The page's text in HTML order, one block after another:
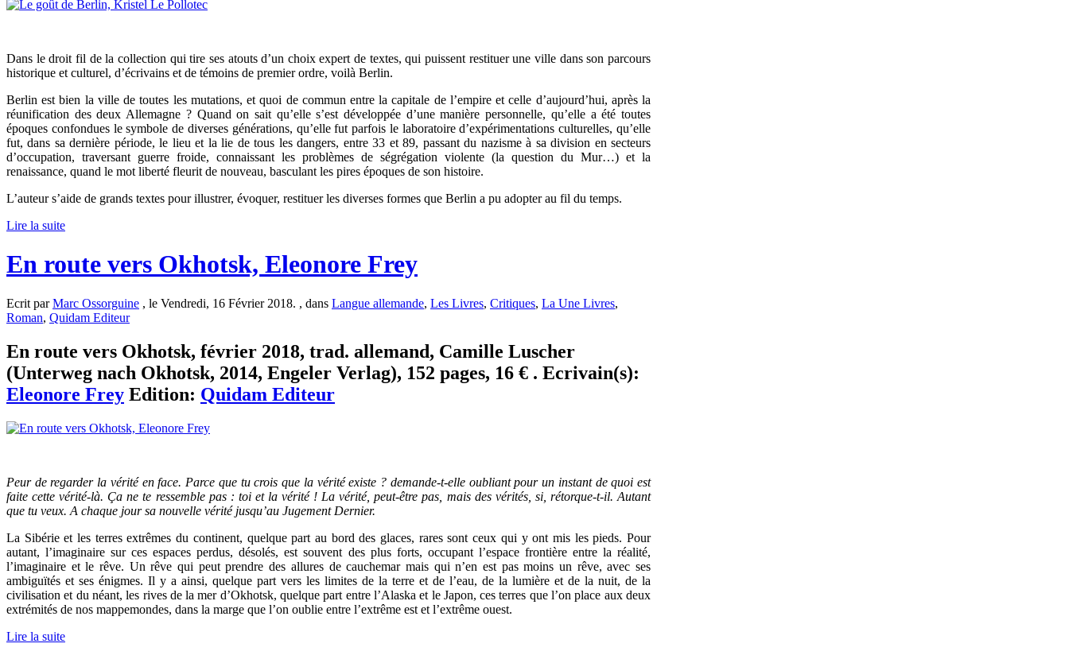
Dans le droit fil de la collection qui tire ses atouts d’un choix expert de textes, qui puissent restituer une ville dans son parcours
historique et culturel, d’écrivains et de témoins de premier ordre, voilà Berlin.
Berlin est bien la ville de toutes les mutations, et quoi de commun entre la capitale de l’empire et celle d’aujourd’hui, après la
réunification des deux Allemagne ? Quand on sait qu’elle s’est développée d’une manière personnelle, qu’elle a été toutes
époques confondues le symbole de diverses générations, qu’elle fut parfois le laboratoire d’expérimentations culturelles, qu’elle
fut, dans sa dernière période, le lieu et la lie de tous les dangers, entre 33 et 89, passant du nazisme à sa division en secteurs
d’occupation, traversant guerre froide, connaissant les problèmes de ségrégation violente (la question du Mur…) et la
renaissance, quand le mot liberté fleurit de nouveau, basculant les pires époques de son histoire.
L’auteur s’aide de grands textes pour illustrer, évoquer, restituer les diverses formes que Berlin a pu adopter au fil du temps.
Lire la suite
En route vers Okhotsk, Eleonore Frey
Ecrit parMarc Ossorguine , le Vendredi, 16 Février 2018. , dans Langue allemande, Les Livres, Critiques, La Une Livres,
Roman, Quidam Editeur
En route vers Okhotsk, février 2018, trad. allemand, Camille Luscher
(Unterweg nach Okhotsk, 2014, Engeler Verlag), 152 pages, 16 € . Ecrivain(s):
Eleonore Frey Edition: Quidam Editeur
Peur de regarder la vérité en face. Parce que tu crois que la vérité existe ? demande-t-elle oubliant pour un instant de quoi est
faite cette vérité-là. Ça ne te ressemble pas : toi et la vérité ! La vérité, peut-être pas, mais des vérités, si, rétorque-t-il. Autant
que tu veux. A chaque jour sa nouvelle vérité jusqu’au Jugement Dernier.
La Sibérie et les terres extrêmes du continent, quelque part au bord des glaces, rares sont ceux qui y ont mis les pieds. Pour
autant, l’imaginaire sur ces espaces perdus, désolés, est souvent des plus forts, occupant l’espace frontière entre la réalité,
l’imaginaire et le rêve. Un rêve qui peut prendre des allures de cauchemar mais qui n’en est pas moins un rêve, avec ses
ambiguïtés et ses énigmes. Il y a ainsi, quelque part vers les limites de la terre et de l’eau, de la lumière et de la nuit, de la
civilisation et du néant, les rives de la mer d’Okhotsk, quelque part entre l’Alaska et le Japon, ces terres que l’on place aux deux
extrémités de nos mappemondes, dans la marge que l’on oublie entre l’extrême est et l’extrême ouest.
Lire la suite